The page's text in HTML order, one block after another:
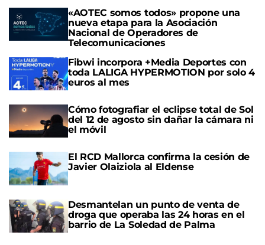
«AOTEC somos todos» propone una
nueva etapa para la Asociación
Nacional de Operadores de
Telecomunicaciones
Fibwi incorpora +Media Deportes con
toda LALIGA HYPERMOTION por solo 4
euros al mes
Cómo fotografiar el eclipse total de Sol
del 12 de agosto sin dañar la cámara ni
el móvil
El RCD Mallorca confirma la cesión de
Javier Olaiziola al Eldense
Desmantelan un punto de venta de
droga que operaba las 24 horas en el
barrio de La Soledad de Palma